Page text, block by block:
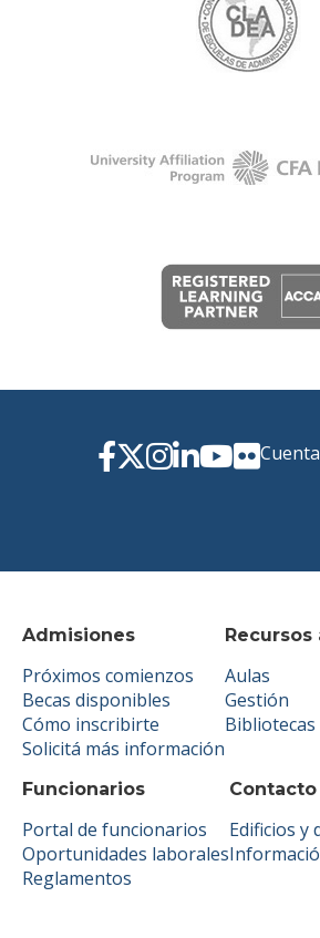
Admisiones
Próximos comienzos
Becas disponibles
Cómo inscribirte
Solicitá más información
Aulas
Gestión
Bibliotecas
Funcionarios
Portal de funcionarios
Oportunidades laborales
Reglamentos
Contacto
Edificios y